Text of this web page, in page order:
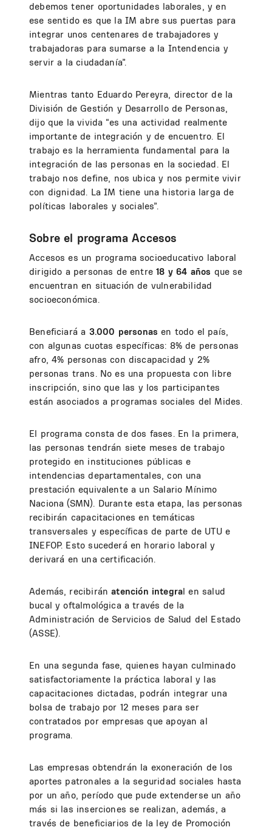
debemos tener oportunidades laborales, y en
ese sentido es que la IM abre sus puertas para
integrar unos centenares de trabajadores y
trabajadoras para sumarse a la Intendencia y
servir a la ciudadanía”.
Mientras tanto Eduardo Pereyra, director de la
División de Gestión y Desarrollo de Personas,
dijo que la vivida “es una actividad realmente
importante de integración y de encuentro. El
trabajo es la herramienta fundamental para la
integración de las personas en la sociedad. El
trabajo nos define, nos ubica y nos permite vivir
con dignidad. La IM tiene una historia larga de
políticas laborales y sociales”.
Sobre el programa Accesos
Accesos es un programa socioeducativo laboral
dirigido a personas de entre18 y 64 años que se
encuentran en situación de vulnerabilidad
socioeconómica.
Beneficiará a 3.000 personasen todo el país,
con algunas cuotas específicas: 8% de personas
afro, 4% personas con discapacidad y 2%
personas trans. No es una propuesta con libre
inscripción, sino que las y los participantes
están asociados a programas sociales del Mides.
El programa consta de dos fases. En la primera,
las personas tendrán siete meses de trabajo
protegido en instituciones públicas e
intendencias departamentales, con una
prestación equivalente a un Salario Mínimo
Naciona (SMN). Durante esta etapa, las personas
recibirán capacitaciones en temáticas
transversales y específicas de parte de UTU e
INEFOP. Esto sucederá en horario laboral y
derivará en una certificación.
Además, recibirán atención integral en salud
bucal y oftalmológica a través de la
Administración de Servicios de Salud del Estado
(ASSE).
En una segunda fase, quienes hayan culminado
satisfactoriamente la práctica laboral y las
capacitaciones dictadas, podrán integrar una
bolsa de trabajo por 12 meses para ser
contratados por empresas que apoyan al
programa.
Las empresas obtendrán la exoneración de los
aportes patronales a la seguridad sociales hasta
por un año, período que pude extenderse un año
más si las inserciones se realizan, además, a
través de beneficiarios de la ley de Promoción